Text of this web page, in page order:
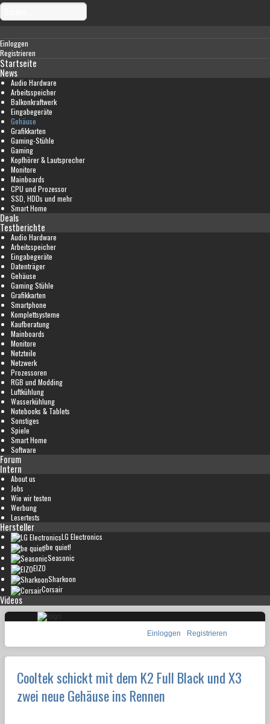
Einloggen
Registrieren
Startseite
News
Audio Hardware
Arbeitsspeicher
Balkonkraftwerk
Eingabegeräte
Gehäuse
Grafikkarten
Gaming-Stühle
Gaming
Kopfhörer & Lautsprecher
Monitore
Mainboards
CPU und Prozessor
SSD, HDDs und mehr
Smart Home
Deals
Testberichte
Audio Hardware
Arbeitsspeicher
Eingabegeräte
Datenträger
Gehäuse
Gaming Stühle
Grafikkarten
Smartphone
Komplettsysteme
Kaufberatung
Mainboards
Monitore
Netzteile
Netzwerk
Prozessoren
RGB und Modding
Luftkühlung
Wasserkühlung
Notebooks & Tablets
Sonstiges
Spiele
Smart Home
Software
Forum
Intern
About us
Jobs
Wie wir testen
Werbung
Lesertests
Hersteller
LG Electronics
be quiet!
Seasonic
EIZO
Sharkoon
Corsair
Videos
Einloggen Registrieren
Cooltek schickt mit dem K2 Full Black und X3
zwei neue Gehäuse ins Rennen